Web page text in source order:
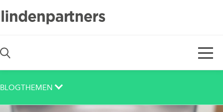
De
BLOGTHEMEN